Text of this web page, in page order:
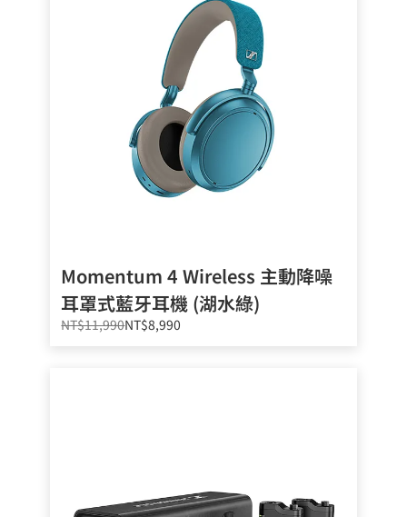
Momentum 4 Wireless 主動降噪
耳罩式藍牙耳機 (湖水綠)
NT$11,990NT$8,990